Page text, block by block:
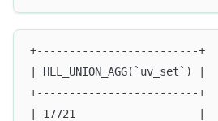
+-------------------------+
| HLL_UNION_AGG(`uv_set`) |
+-------------------------+
| 17721                   |